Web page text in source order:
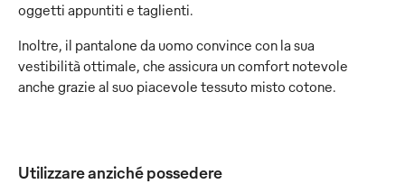
oggetti appuntiti e taglienti.
Inoltre, il pantalone da uomo convince con la sua
vestibilità ottimale, che assicura un comfort notevole
anche grazie al suo piacevole tessuto misto cotone.
Utilizzare anziché possedere